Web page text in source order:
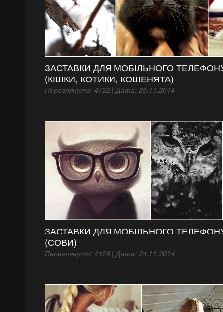
ЗАСТАВКИ ДЛЯ МОБІЛЬНОГО ТЕЛЕФОНУ
(КІШКИ, КОТИКИ, КОШЕНЯТА)
Переглянуто: 4722 | Дата: 25.11.2014
ЗАСТАВКИ ДЛЯ МОБІЛЬНОГО ТЕЛЕФОНУ
(СОВИ)
Переглянуто: 4126 | Дата: 24.11.2014